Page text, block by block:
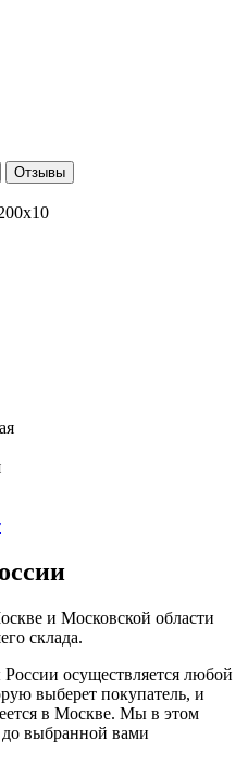
Отзывы
и Московской области
склада.
осуществляется любой
выберет покупатель, и
в Москве. Мы в этом
до выбранной вами